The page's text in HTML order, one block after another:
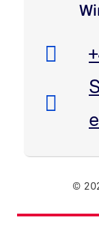
©